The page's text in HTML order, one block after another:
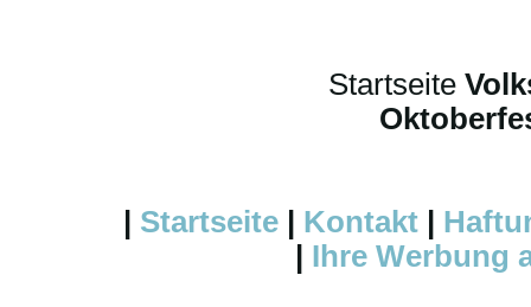
Startseite
Startseite Kontakt
Ihre Werbung